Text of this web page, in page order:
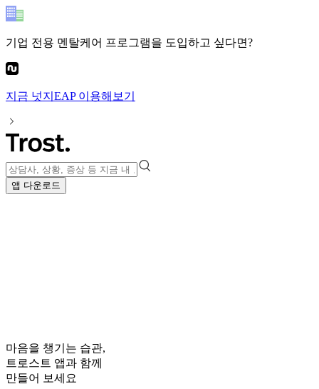
기업 전용 멘탈케어 프로그램을 도입하고 싶다면?
지금 넛지EAP이용해보기
앱 다운로드
마음을 챙기는 습관,
트로스트 앱과 함께
만들어 보세요